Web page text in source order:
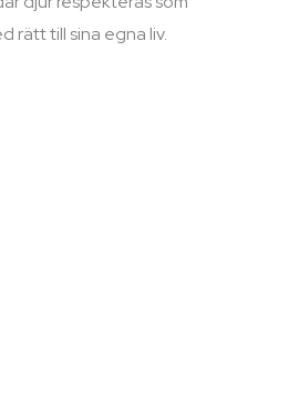
rätt till sina egna liv.